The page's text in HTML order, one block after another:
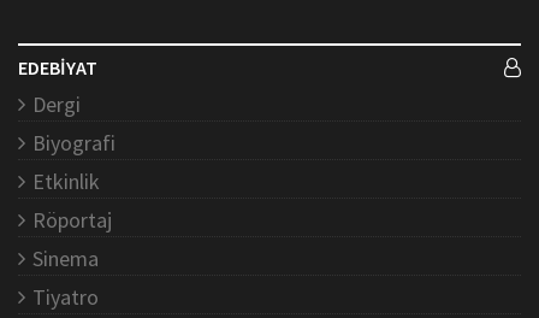
EDEBİYAT
Dergi
Biyografi
Etkinlik
Röportaj
Sinema
Tiyatro